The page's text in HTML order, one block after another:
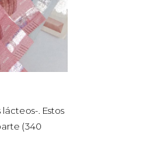
. Estos
(340